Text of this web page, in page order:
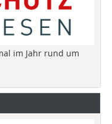
im Jahr rund um